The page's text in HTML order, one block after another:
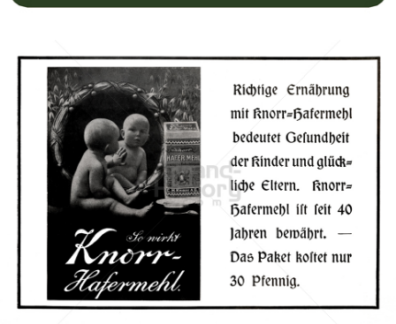
Bild-ID: 66677
Knorr Unilever Austria - Deutschland - Schweiz 1913
Bild-ID: 3165